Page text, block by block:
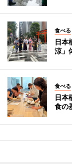
食べる
日本
涼」
食べる
日本
食の